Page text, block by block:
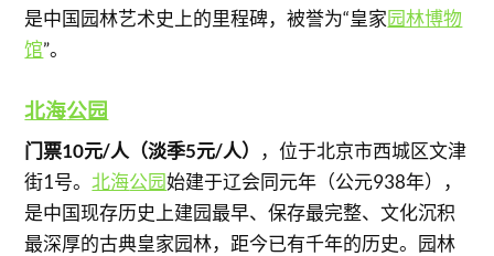
是中国园林艺术史上的里程碑，被誉为“皇家园林博物
馆”。
北海公园
门票10元/人（淡季5元/人）
，位于北京市西城区文津
街1号。北海公园始建于辽会同元年（公元938年），
是中国现存历史上建园最早、保存最完整、文化沉积
最深厚的古典皇家园林，距今已有千年的历史。园林